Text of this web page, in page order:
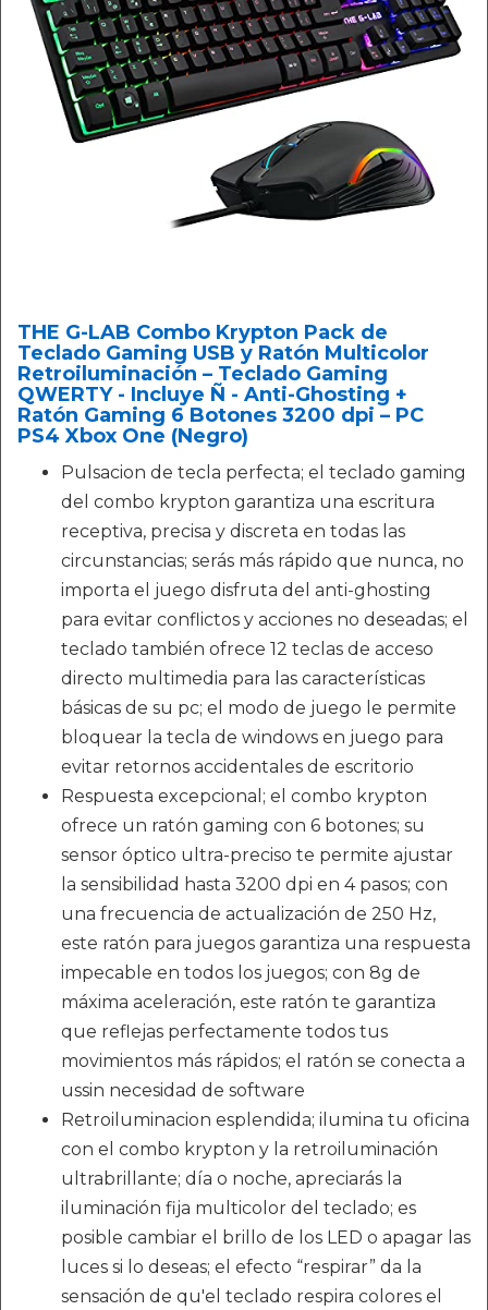
THE G-LAB Combo Krypton Pack de
Teclado Gaming USB y Ratón Multicolor
Retroiluminación – Teclado Gaming
QWERTY - Incluye Ñ - Anti-Ghosting +
Ratón Gaming 6 Botones 3200 dpi – PC
PS4 Xbox One (Negro)
Pulsacion de tecla perfecta; el teclado gaming
del combo krypton garantiza una escritura
receptiva, precisa y discreta en todas las
circunstancias; serás más rápido que nunca, no
importa el juego disfruta del anti-ghosting
para evitar conflictos y acciones no deseadas; el
teclado también ofrece 12 teclas de acceso
directo multimedia para las características
básicas de su pc; el modo de juego le permite
bloquear la tecla de windows en juego para
evitar retornos accidentales de escritorio
Respuesta excepcional; el combo krypton
ofrece un ratón gaming con 6 botones; su
sensor óptico ultra-preciso te permite ajustar
la sensibilidad hasta 3200 dpi en 4 pasos; con
una frecuencia de actualización de 250 Hz,
este ratón para juegos garantiza una respuesta
impecable en todos los juegos; con 8g de
máxima aceleración, este ratón te garantiza
que reflejas perfectamente todos tus
movimientos más rápidos; el ratón se conecta a
ussin necesidad de software
Retroiluminacion esplendida; ilumina tu oficina
con el combo krypton y la retroiluminación
ultrabrillante; día o noche, apreciarás la
iluminación fija multicolor del teclado; es
posible cambiar el brillo de los LED o apagar las
luces si lo deseas; el efecto “respirar” da la
sensación de qu'el teclado respira colores el